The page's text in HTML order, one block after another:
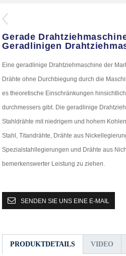
Gerade
Geradlinigen
Eine geradlinige Drahtziehmaschine der
Drähte ohne Durchbiegung durch die
es theoretische Einschränkungen
durchmessers gibt. Die geradlinige
Stahldrähte mit niedrigem und hohem
Stahl, Titandrähte, Drähte aus
Spezialstahllegierungen und Drähte aus
bemerkenswerter Leistung zu ziehen.
SENDEN SIE UNS EINE E-MAIL
PRODUKTDETAILS VIDEO